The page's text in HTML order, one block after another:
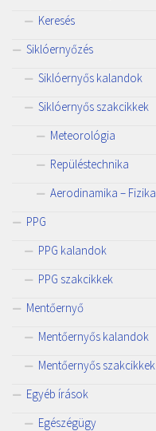
Keresés
Siklóernyőzés
Siklóernyős kalandok
Siklóernyős szakcikkek
Meteorológia
Repüléstechnika
Aerodinamika – Fizika
PPG
PPG kalandok
PPG szakcikkek
Mentőernyő
Mentőernyős kalandok
Mentőernyős szakcikkek
Egyéb írások
Egészégügy